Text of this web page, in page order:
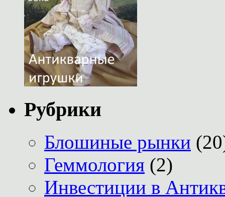
Рубрики
Блошиные рынки
Геммология (2)
Инвестиции в